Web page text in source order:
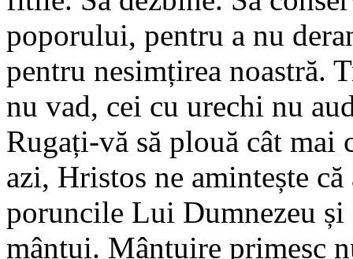
poporului, pentru a nu
pentru nesimțirea noastră.
nu vad, cei cu urechi nu
Rugați-vă să plouă cât
azi, Hristos ne amintește
poruncile Lui Dumnezeu
mântui. Mântuire primesc